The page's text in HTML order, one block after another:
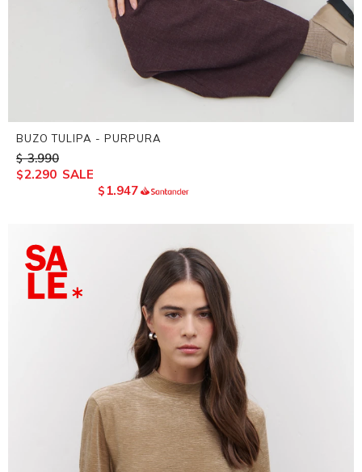
BUZO TULIPA - PURPURA
$ 3.990
$2.290
$ 1.947